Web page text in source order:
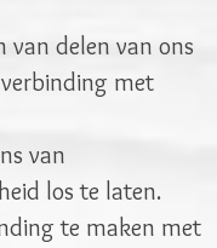
van delen van ons
met
van
los te laten.
te maken met